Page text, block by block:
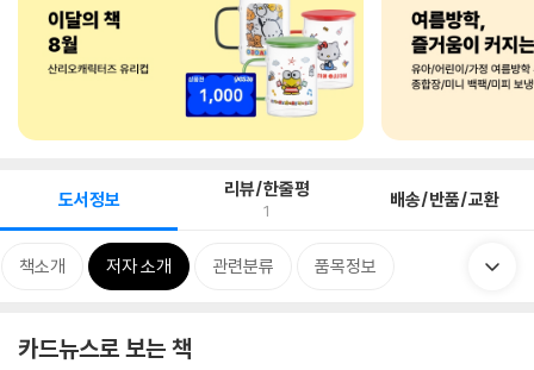
도서정보 리뷰/한줄평
1 배송/반품/교환
책소개 저자 소개 관련분류 품목정보
카드뉴스로 보는 책